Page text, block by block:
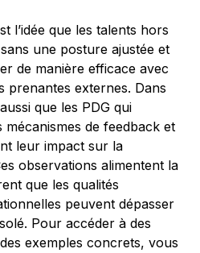
l’idée que les talents hors
une posture ajustée et
de manière efficace avec
prenantes externes. Dans
que les PDG qui
mécanismes de feedback et
leur impact sur la
observations alimentent la
que les qualités
peuvent dépasser
Pour accéder à des
exemples concrets, vous